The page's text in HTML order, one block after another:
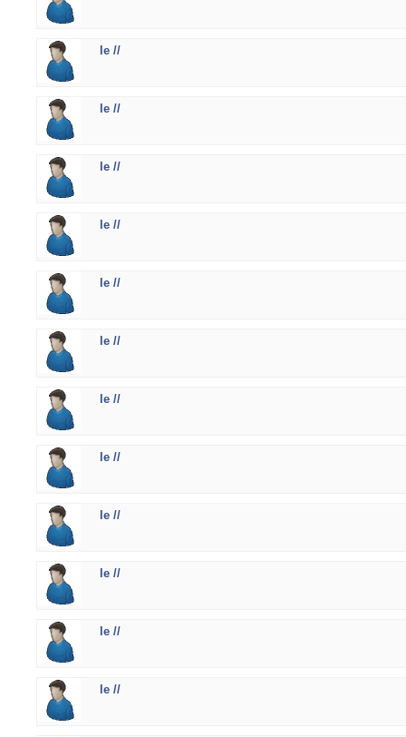
le //
le //
le //
le //
le //
le //
le //
le //
le //
le //
le //
le //